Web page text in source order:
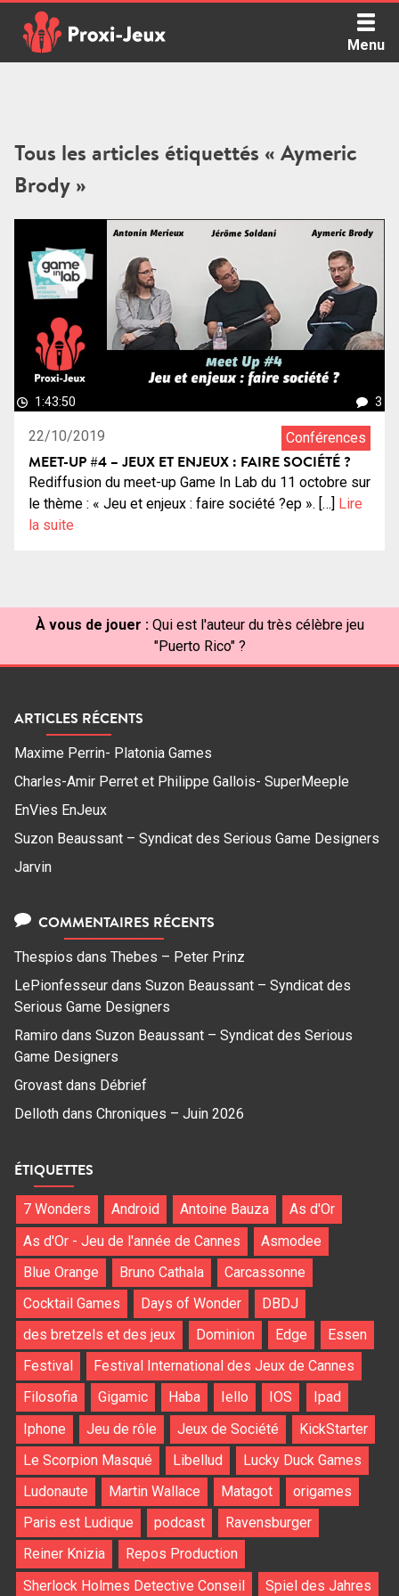
content
Menu
Tous les articles étiquettés « Aymeric
Brody »
1:43:50 3
22/10/2019 Conférences
MEET-UP #4 – JEUX ET ENJEUX : FAIRE SOCIÉTÉ ?
Rediffusion du meet-up Game In Lab du 11 octobre sur
le thème : « Jeu et enjeux : faire société ?ep ». […] Lire
la suite
À vous de jouer : Qui est l'auteur du très célèbre jeu
"Puerto Rico" ?
ARTICLES RÉCENTS
Maxime Perrin- Platonia Games
Charles-Amir Perret et Philippe Gallois- SuperMeeple
EnVies EnJeux
Suzon Beaussant – Syndicat des Serious Game Designers
Jarvin
COMMENTAIRES RÉCENTS
Thespios dans Thebes – Peter Prinz
LePionfesseur dans Suzon Beaussant – Syndicat des
Serious Game Designers
Ramiro dans Suzon Beaussant – Syndicat des Serious
Game Designers
Grovast dans Débrief
Delloth dans Chroniques – Juin 2026
ÉTIQUETTES
7 Wonders Android Antoine Bauza
As d'Or
As d'Or - Jeu de l'année de Cannes
Asmodee
Blue Orange
Bruno Cathala
Carcassonne
Cocktail Games
Days of Wonder
DBDJ
des bretzels et des jeux
Dominion Edge
Essen
Festival
Festival International des Jeux de Cannes
Filosofia
Gigamic Haba Iello IOS
Ipad
Iphone
Jeu de rôle Jeux de Société
KickStarter
Le Scorpion Masqué
Libellud
Lucky Duck Games
Ludonaute
Martin Wallace Matagot
origames
Paris est Ludique
podcast
Ravensburger
Reiner Knizia
Repos Production
Sherlock Holmes Detective Conseil
Spiel des Jahres